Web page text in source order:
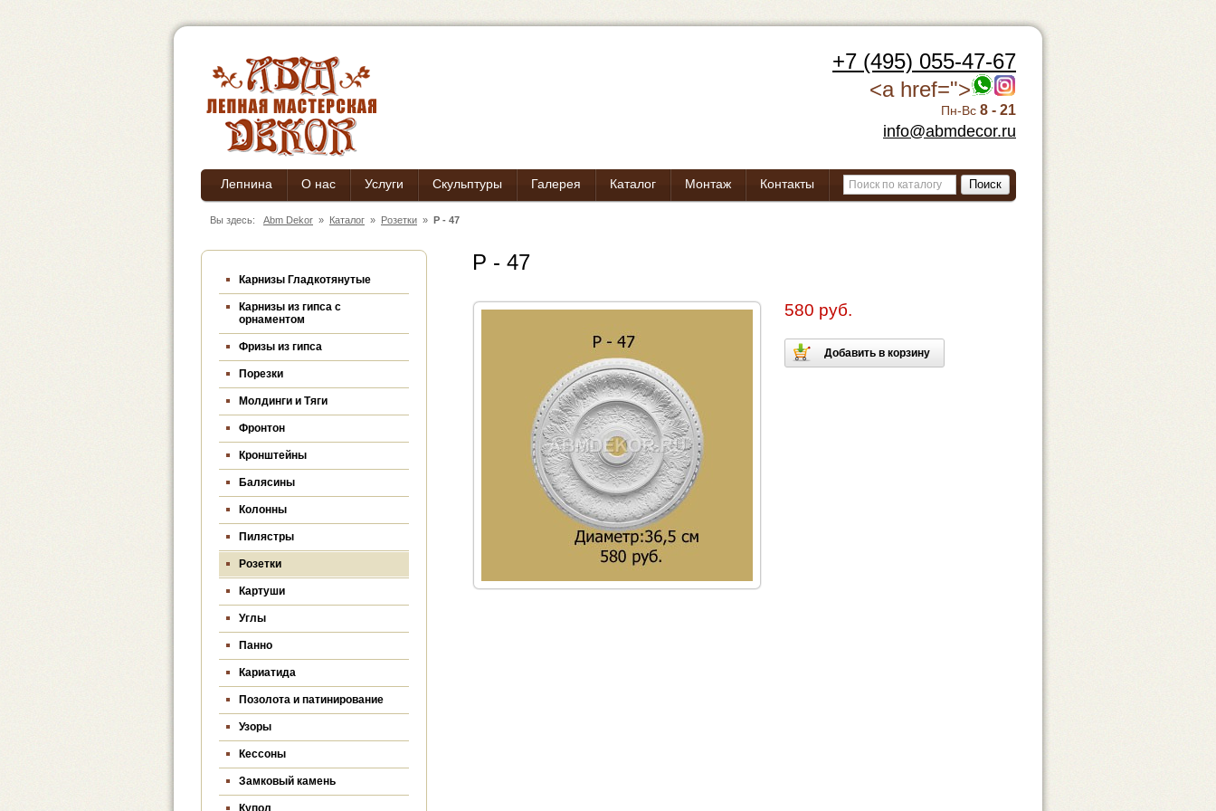
+7 (495) 055-47-67
<a href=">
Пн-Вс 8 - 21
info@abmdecor.ru
Лепнина О нас Услуги Скульптуры Галерея Каталог Монтаж Контакты Поиск
Вы здесь: Abm Dekor » Каталог » Розетки » Р - 47
Карнизы Гладкотянутые
Карнизы из гипса c
орнаментом
Фризы из гипса
Порезки
Молдинги и Тяги
Фронтон
Кронштейны
Балясины
Колонны
Пилястры
Розетки
Картуши
Углы
Панно
Кариатида
Позолота и патинирование
Узоры
Кессоны
Замковый камень
Купол
Р - 47
580 руб.
Добавить в корзину